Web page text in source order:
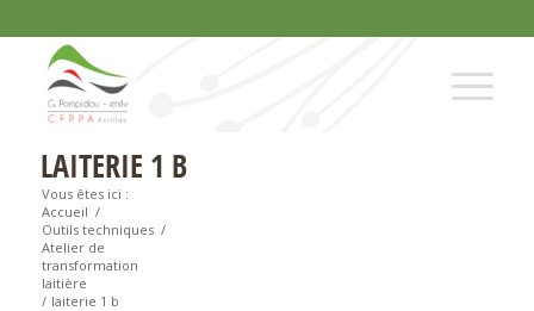
LAITERIE 1 B
Vous êtes ici :
Accueil /
Outils techniques /
Atelier de
transformation
laitière
/ laiterie 1 b